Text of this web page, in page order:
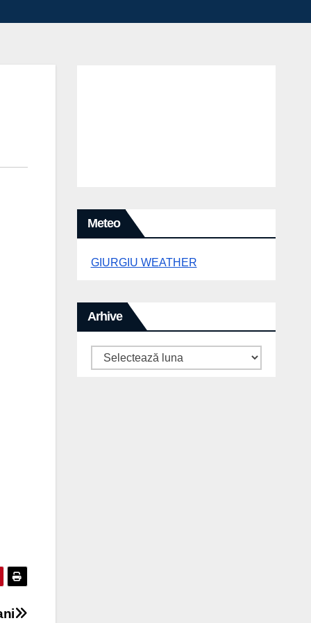
Meteo
GIURGIU WEATHER
Arhive
Arhive